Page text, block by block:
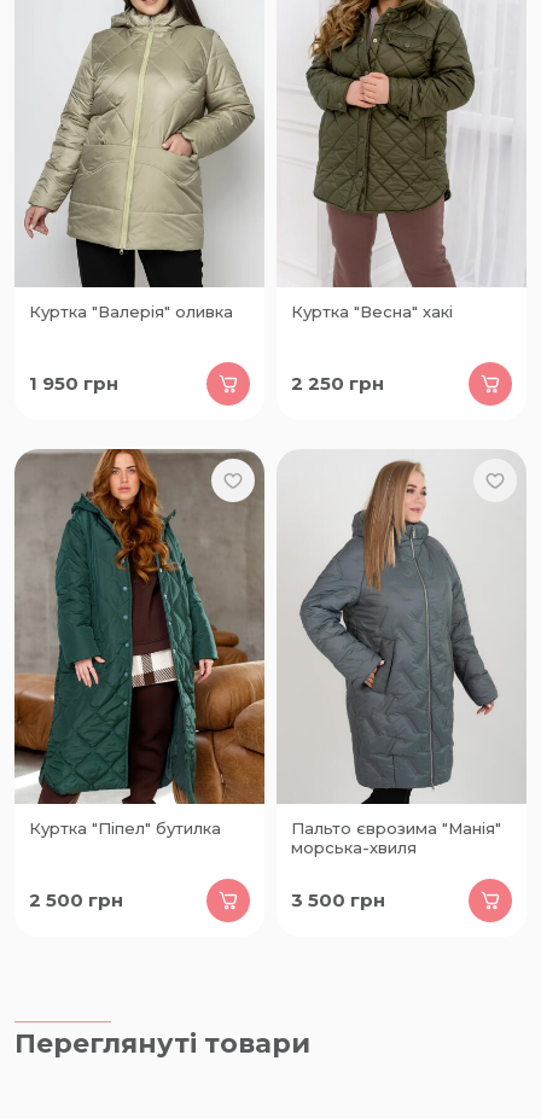
Куртка "Валерія" оливка
1 950 грн
Куртка "Весна" хакі
2 250 грн
Куртка "Піпел" бутилка
2 500 грн
Пальто єврозима "Манія"
морська-хвиля
3 500 грн
Переглянуті товари